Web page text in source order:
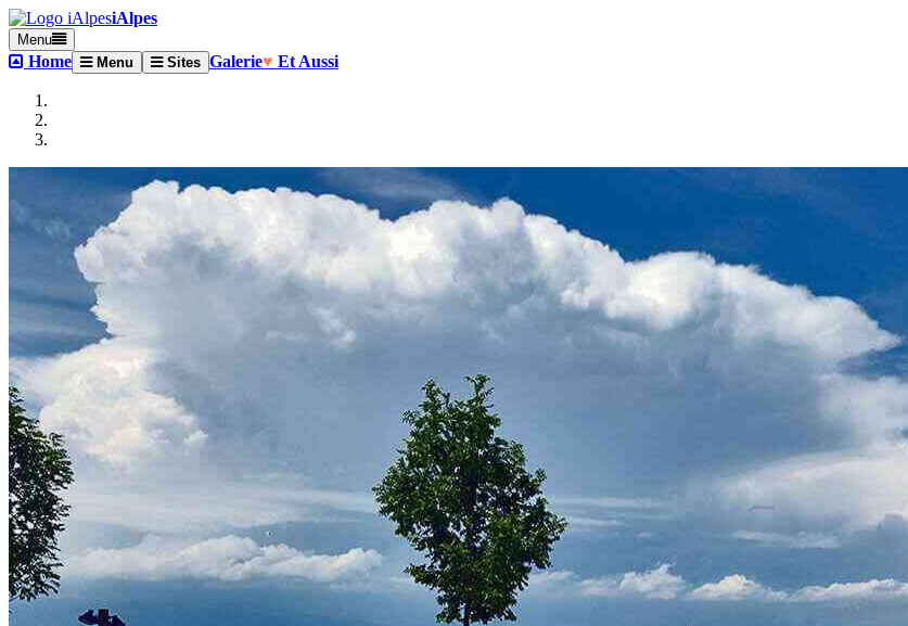
iAlpes
Menu
Home Menu Sites Galerie♥ Et Aussi